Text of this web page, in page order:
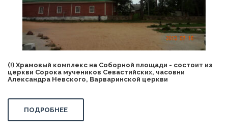
(!) Храмовый комплекс на Соборной площади - состоит из
церкви Сорока мучеников Севастийских, часовни
Александра Невского, Варваринской церкви
ПОДРОБНЕЕ